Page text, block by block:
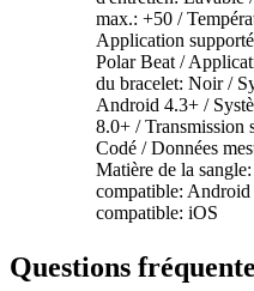
max.: +50 /
Application
Polar Beat /
du bracelet: Noir /
Android 4.3+ /
8.0+ / Transmission
Codé / Données
Matière de la
compatible:
compatible: iOS
Questions